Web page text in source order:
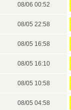
08/06 00:52
08/05 22:58
08/05 16:58
08/05 16:10
08/05 10:58
08/05 04:58